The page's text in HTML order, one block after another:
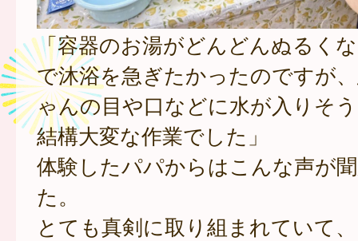
「容器のお湯がどんどんぬるく
で沐浴を急ぎたかったのですが
ゃんの目や口などに水が入りそ
結構大変な作業でした」
体験したパパからはこんな声が
た。
とても真剣に取り組まれていて